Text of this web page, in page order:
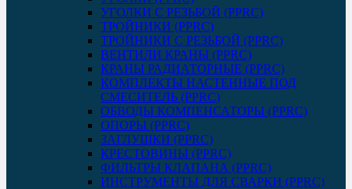
УГОЛКИ С РЕЗЬБОЙ (PPRC)
ТРОЙНИКИ (PPRC)
ТРОЙНИКИ С РЕЗЬБОЙ (PPRC)
ВЕНТИЛИ КРАНЫ (PPRC)
КРАНЫ РАДИАТОРНЫЕ (PPRC)
КОМПЛЕКТЫ НАСТЕННЫЕ ПОД
СМЕСИТЕЛЬ (PPRC)
ОБВОДЫ КОМПЕНСАТОРЫ (PPRC)
ОПОРЫ (PPRC)
ЗАГЛУШКИ (PPRC)
КРЕСТОВИНЫ (PPRC)
ФИЛЬТРЫ КЛАПАНА (PPRC)
ИНСТРУМЕНТЫ ДЛЯ СВАРКИ (PPRC)